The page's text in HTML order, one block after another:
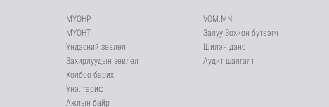
МҮОНР
МҮОНТ
Үндэсний зөвлөл
Захирлуудын зөвлөл
Холбоо барих
Үнэ, тариф
Ажлын байр
VOM.MN
Залуу Зохион бүтээгч
Шилэн данс
Аудит шалгалт